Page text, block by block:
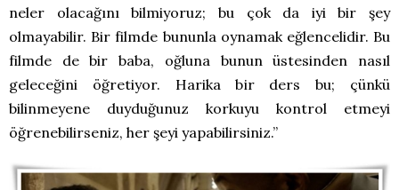
neler olacağını bilmiyoruz; bu çok da iyi bir şey
olmayabilir. Bir filmde bununla oynamak eğlencelidir. Bu
filmde de bir baba, oğluna bunun üstesinden nasıl
geleceğini öğretiyor. Harika bir ders bu; çünkü
bilinmeyene duyduğunuz korkuyu kontrol etmeyi
öğrenebilirseniz, her şeyi yapabilirsiniz.”